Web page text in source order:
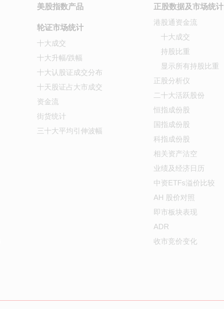
美股指数产品
轮证市场统计
十大成交
十大升幅/跌幅
十大认股证成交分布
十天股证占大市成交
资金流
街货统计
三十大平均引伸波幅
正股数据及市场统计
港股通资金流
十大成交
持股比重
显示所有持股比重
正股分析仪
二十大活跃股份
恒指成份股
国指成份股
科指成份股
相关资产沽空
业绩及经济日历
中资ETFs溢价比较
AH 股价对照
即市板块表现
ADR
收市竞价变化